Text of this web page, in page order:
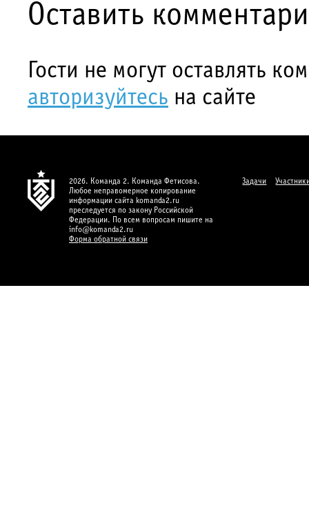
Оставить
Гости не могут оставлять
авторизуйтесь на сайте
2026. Команда 2. Команда Фетисова.
Любое неправомерное копирование
информации сайта komanda2.ru
преследуется по закону Российской
Федерации. По всем вопросам пишите на
info@komanda2.ru
Форма обратной связи
Задачи